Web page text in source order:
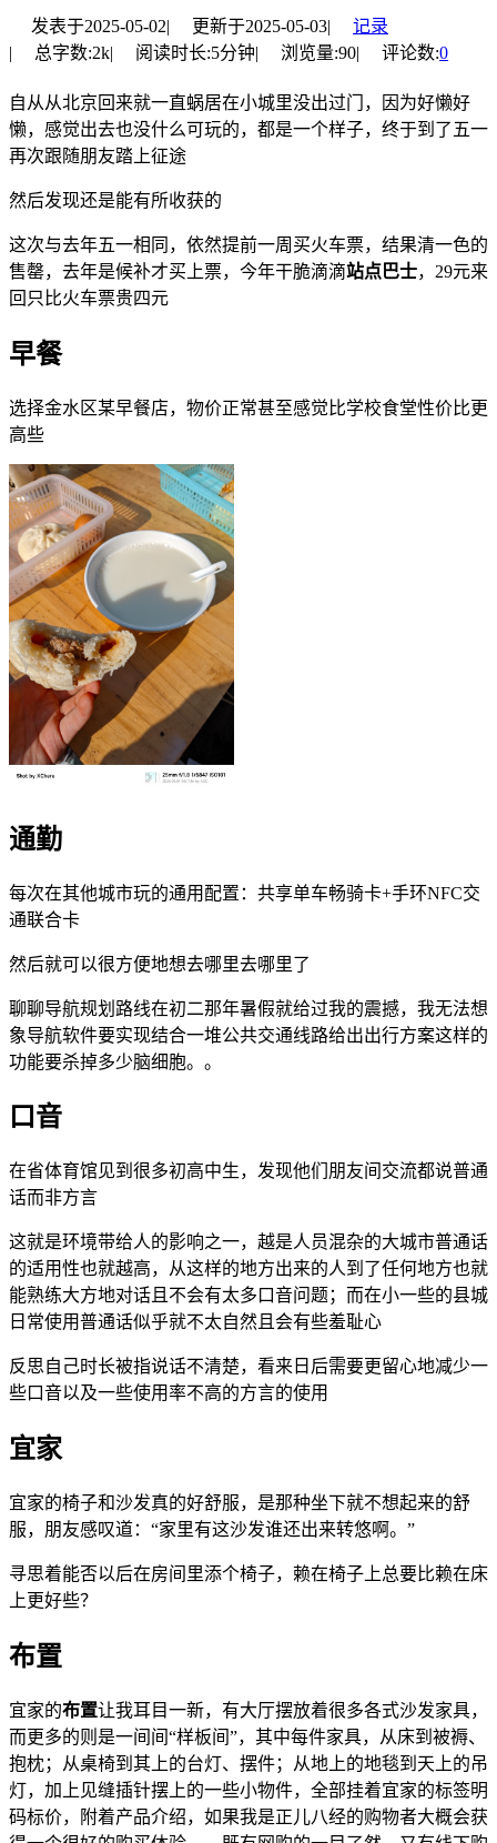
发表于2025-05-02| 更新于2025-05-03|
记录
|
总字数:2k| 阅读时长:5分钟| 浏览量:90| 评论数:0
自从从北京回来就一直蜗居在小城里没出过门，因为好懒好
懒，感觉出去也没什么可玩的，都是一个样子，终于到了五一
再次跟随朋友踏上征途
然后发现还是能有所收获的
这次与去年五一相同，依然提前一周买火车票，结果清一色的
售罄，去年是候补才买上票，今年干脆滴滴站点巴士，29元来
回只比火车票贵四元
早餐
选择金水区某早餐店，物价正常甚至感觉比学校食堂性价比更
高些
通勤
每次在其他城市玩的通用配置：共享单车畅骑卡+手环NFC交
通联合卡
然后就可以很方便地想去哪里去哪里了
聊聊导航规划路线在初二那年暑假就给过我的震撼，我无法想
象导航软件要实现结合一堆公共交通线路给出出行方案这样的
功能要杀掉多少脑细胞。。
口音
在省体育馆见到很多初高中生，发现他们朋友间交流都说普通
话而非方言
这就是环境带给人的影响之一，越是人员混杂的大城市普通话
的适用性也就越高，从这样的地方出来的人到了任何地方也就
能熟练大方地对话且不会有太多口音问题；而在小一些的县城
日常使用普通话似乎就不太自然且会有些羞耻心
反思自己时长被指说话不清楚，看来日后需要更留心地减少一
些口音以及一些使用率不高的方言的使用
宜家
宜家的椅子和沙发真的好舒服，是那种坐下就不想起来的舒
服，朋友感叹道：“家里有这沙发谁还出来转悠啊。”
寻思着能否以后在房间里添个椅子，赖在椅子上总要比赖在床
上更好些？
布置
宜家的布置让我耳目一新，有大厅摆放着很多各式沙发家具，
而更多的则是一间间“样板间”，其中每件家具，从床到被褥、
抱枕；从桌椅到其上的台灯、摆件；从地上的地毯到天上的吊
灯，加上见缝插针摆上的一些小物件，全部挂着宜家的标签明
码标价，附着产品介绍，如果我是正儿八经的购物者大概会获